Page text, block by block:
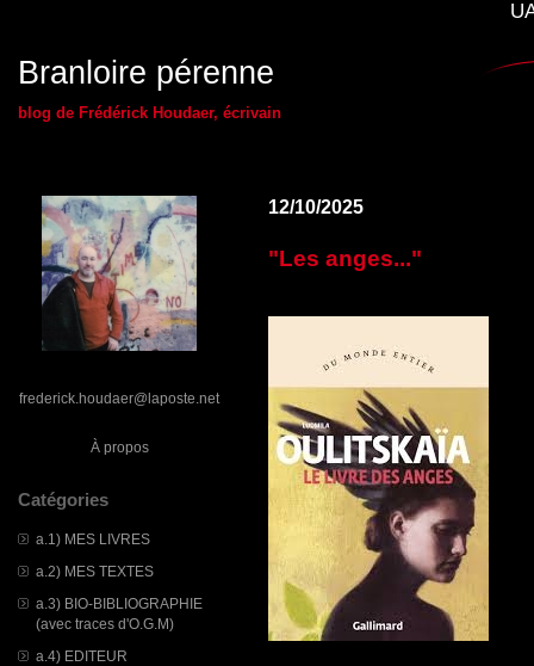
Branloire pérenne
blog de Frédérick Houdaer, écrivain
frederick.houdaer@laposte.net
À propos
Catégories
a.1) MES LIVRES
a.2) MES TEXTES
a.3) BIO-BIBLIOGRAPHIE
(avec traces d'O.G.M)
a.4) EDITEUR
12/10/2025
"Les anges..."